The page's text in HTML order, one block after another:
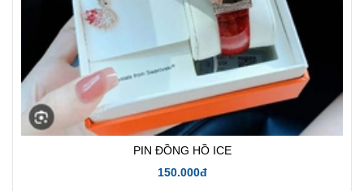
PIN ĐỒNG HỒ ICE
150.000đ